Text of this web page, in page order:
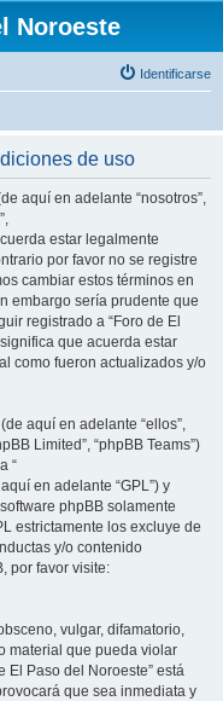
Noroeste
Identificarse
de uso
aquí en adelante “nosotros”,
estar legalmente
por favor no se registre
cambiar estos términos en
embargo sería prudente que
registrado a “Foro de El
que acuerda estar
como fueron actualizados y/o
aquí en adelante “ellos”,
Limited”, “phpBB Teams”)
“
aquí en adelante “GPL”) y
phpBB solamente
estrictamente los excluye de
y/o contenido
por favor visite:
vulgar, difamatorio,
material que pueda violar
El Paso del Noroeste” está
que sea inmediata y